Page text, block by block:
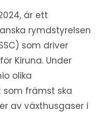
är ett
rymdstyrelsen
som driver
Kiruna. Under
olika
främst ska
av växthusgaser i